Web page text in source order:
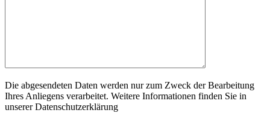
Die abgesendeten Daten werden nur zum Zweck der Bearbeitung
Ihres Anliegens verarbeitet. Weitere Informationen finden Sie in
unserer Datenschutzerklärung